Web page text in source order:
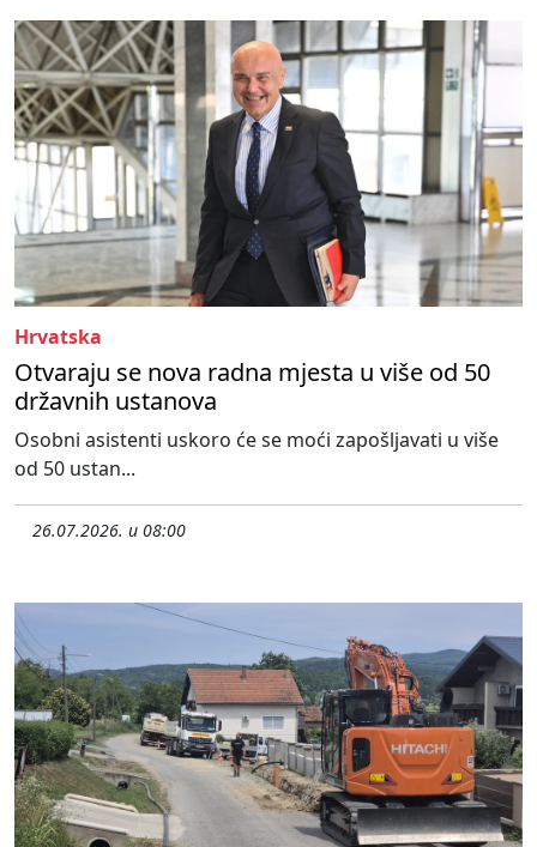
Hrvatska
Otvaraju se nova radna mjesta u više od 50
državnih ustanova
Osobni asistenti uskoro će se moći zapošljavati u više
od 50 ustan...
26.07.2026. u 08:00